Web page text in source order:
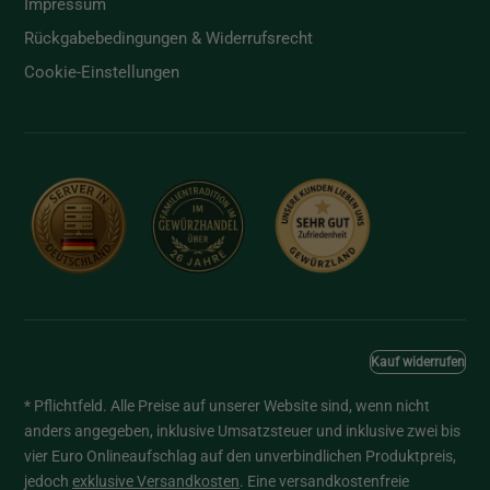
Impressum
Rückgabebedingungen & Widerrufsrecht
Cookie-Einstellungen
Kauf widerrufen
* Pflichtfeld. Alle Preise auf unserer Website sind, wenn nicht
anders angegeben, inklusive Umsatzsteuer und inklusive zwei bis
vier Euro Onlineaufschlag auf den unverbindlichen Produktpreis,
jedoch exklusive Versandkosten. Eine versandkostenfreie